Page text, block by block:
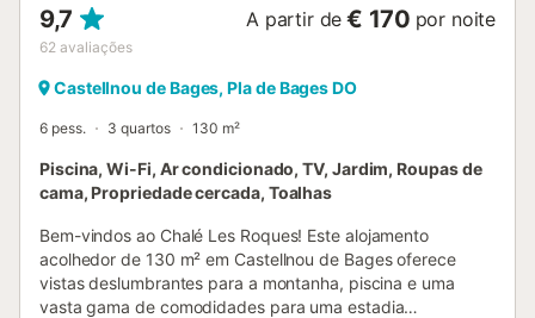
9,7
62 avaliações
A partir de € 170 por noite
Castellnou de Bages, Pla de Bages DO
6 pess. 3 quartos 130 m²
Piscina, Wi-Fi, Ar condicionado, TV, Jardim, Roupas de
cama, Propriedade cercada, Toalhas
Bem-vindos ao Chalé Les Roques! Este alojamento
acolhedor de 130 m² em Castellnou de Bages oferece
vistas deslumbrantes para a montanha, piscina e uma
vasta gama de comodidades para uma estadia